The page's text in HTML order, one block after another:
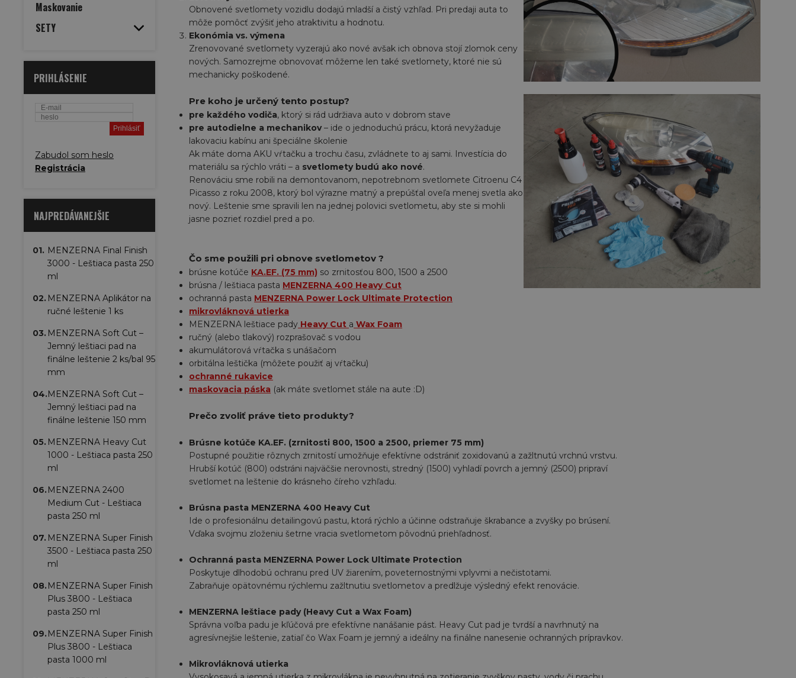
Maskovanie
SETY
PRIHLÁSENIE
Zabudol som heslo
Registrácia
NAJPREDÁVANEJŠIE
01. MENZERNA Final Finish
3000 - Leštiaca pasta 250
ml
02. MENZERNA Aplikátor na
ručné leštenie 1 ks
03. MENZERNA Soft Cut –
Jemný leštiaci pad na
finálne leštenie 2 ks/bal 95
mm
04.MENZERNA Soft Cut –
Jemný leštiaci pad na
finálne leštenie 150 mm
05. MENZERNA Heavy Cut
1000 - Leštiaca pasta 250
ml
06. MENZERNA 2400
Medium Cut - Leštiaca
pasta 250 ml
07. MENZERNA Super Finish
3500 - Leštiaca pasta 250
ml
08. MENZERNA Super Finish
Plus 3800 - Leštiaca
pasta 250 ml
09. MENZERNA Super Finish
Plus 3800 - Leštiaca
pasta 1000 ml
Obnovené svetlomety vozidlu dodajú mladší a čistý vzhľad. Pri predaji auta to
môže pomôcť zvýšiť jeho atraktivitu a hodnotu.
Ekonómia vs. výmena
Zrenovované svetlomety vyzerajú ako nové avšak ich obnova stojí zlomok ceny
nových. Samozrejme obnovovať môžeme len také svetlomety, ktoré nie sú
mechanicky poškodené.
Pre koho je určený tento postup?
pre každého vodiča, ktorý si rád udržiava auto v dobrom stave
pre autodielne a mechanikov– ide o jednoduchú prácu, ktorá nevyžaduje
lakovaciu kabínu ani špeciálne školenie
Ak máte doma AKU vŕtačku a trochu času, zvládnete to aj sami. Investícia do
materiálu sa rýchlo vráti – a svetlomety budú ako nové.
Renováciu sme robili na demontovanom, nepotrebnom svetlomete Citroenu C4
Picasso z roku 2008, ktorý bol výrazne matný a prepúšťal oveľa menej svetla ako
nový. Leštenie sme spravili len na jednej polovici svetlometu, aby ste si mohli
jasne pozrieť rozdiel pred a po.
Čo sme použili pri obnove svetlometov ?
brúsne kotúče KA.EF. (75 mm) so zrnitosťou 800, 1500 a 2500
brúsna / leštiaca pasta MENZERNA 400 Heavy Cut
ochranná pasta MENZERNA Power Lock Ultimate Protection
mikrovláknová utierka
MENZERNA leštiace pady Heavy Cut a Wax Foam
ručný (alebo tlakový) rozprašovač s vodou
akumulátorová vŕtačka s unášačom
orbitálna leštička (môžete použiť aj vŕtačku)
ochranné rukavice
maskovacia páska (ak máte svetlomet stále na aute :D)
Prečo zvoliť práve tieto produkty?
Brúsne kotúče KA.EF. (zrnitosti 800, 1500 a 2500, priemer 75 mm)
Postupné použitie rôznych zrnitostí umožňuje efektívne odstrániť zoxidovanú a zažltnutú vrchnú vrstvu.
Hrubší kotúč (800) odstráni najväčšie nerovnosti, stredný (1500) vyhladí povrch a jemný (2500) pripraví
svetlomet na leštenie do krásneho číreho vzhľadu.
Brúsna pasta MENZERNA 400 Heavy Cut
Ide o profesionálnu detailingovú pastu, ktorá rýchlo a účinne odstraňuje škrabance a zvyšky po brúsení.
Vďaka svojmu zloženiu šetrne vracia svetlometom pôvodnú priehľadnosť.
Ochranná pasta MENZERNA Power Lock Ultimate Protection
Poskytuje dlhodobú ochranu pred UV žiarením, poveternostnými vplyvmi a nečistotami.
Zabraňuje opätovnému rýchlemu zažltnutiu svetlometov a predlžuje výsledný efekt renovácie.
MENZERNA leštiace pady (Heavy Cut a Wax Foam)
Správna voľba padu je kľúčová pre efektívne nanášanie pást. Heavy Cut pad je tvrdší a navrhnutý na
agresívnejšie leštenie, zatiaľ čo Wax Foam je jemný a ideálny na finálne nanesenie ochranných prípravkov.
Mikrovláknová utierka